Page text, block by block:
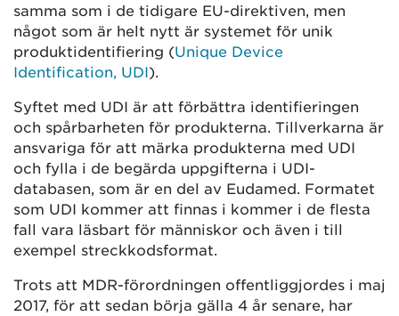
samma som i de tidigare EU-direktiven, men
något som är helt nytt är systemet för unik
produktidentifiering (Unique Device
Identification, UDI).
Syftet med UDI är att förbättra identifieringen
och spårbarheten för produkterna. Tillverkarna är
ansvariga för att märka produkterna med UDI
och fylla i de begärda uppgifterna i UDI-
databasen, som är en del av Eudamed. Formatet
som UDI kommer att finnas i kommer i de flesta
fall vara läsbart för människor och även i till
exempel streckkodsformat.
Trots att MDR-förordningen offentliggjordes i maj
2017, för att sedan börja gälla 4 år senare, har